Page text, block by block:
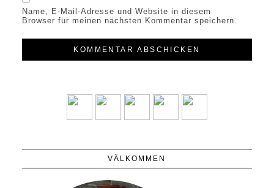
Name, E-Mail-Adresse und Website in diesem
Browser für meinen nächsten Kommentar speichern.
VÄLKOMMEN